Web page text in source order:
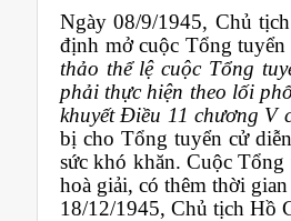
Ngày 08/9/1945, Chủ
định mở cuộc Tổng tuyển
thảo thể lệ cuộc Tổng
phải thực hiện theo lối
khuyết Điều 11 chương V
bị cho Tổng tuyển cử
sức khó khăn. Cuộc
hoà giải, có thêm thời
18/12/1945, Chủ tịch Hồ